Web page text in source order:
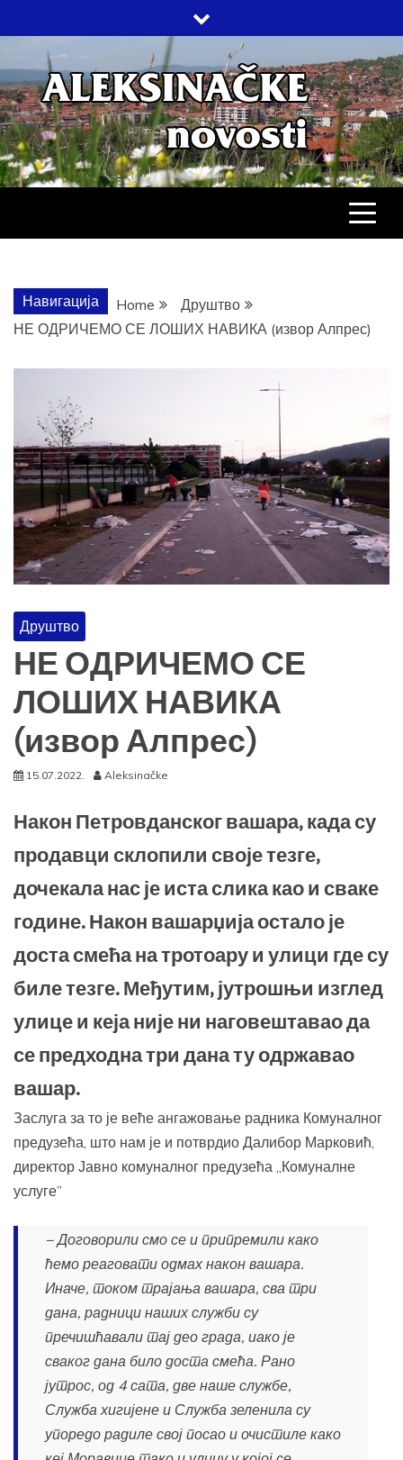
to
content
НОВОСТИ
ДРУШТВО, КУЛТУРА, ЕКОНОМИЈА,
СПОРТ, ПОСЛОВНИ ИМЕНИК,
Навигација Home
Друштво
НЕ ОДРИЧЕМО СЕ ЛОШИХ НАВИКА (извор Алпрес)
Друштво
НЕ ОДРИЧЕМО СЕ
ЛОШИХ НАВИКА
(извор Алпрес)
15.07.2022. Aleksinačke
Након Петровданског вашара, када су
продавци склопили своје тезге,
дочекала нас је иста слика као и сваке
године. Након вашарџија остало је
доста смећа на тротоару и улици где су
биле тезге. Међутим, јутрошњи изглед
улице и кеја није ни наговештавао да
се предходна три дана ту одржавао
вашар.
Заслуга за то је веће ангажовање радника Комуналног
предузећа, што нам је и потврдио Далибор Марковић,
директор Јавно комуналног предузећа „Комуналне
услуге”
− Договорили смо се и припремили како
ћемо реаговати одмах након вашара.
Иначе, током трајања вашара, сва три
дана, радници наших служби су
пречишћавали тај део града, иако је
сваког дана било доста смећа. Рано
јутрос, од 4 сата, две наше службе,
Служба хигијене и Служба зеленила су
упоредо радиле свој посао и очистиле како